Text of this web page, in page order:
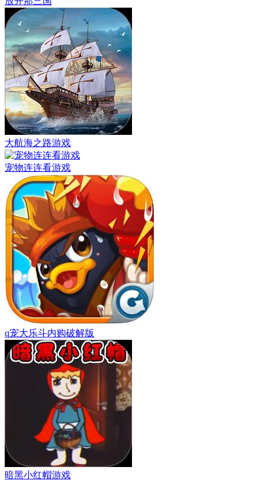
大航海之路游戏
宠物连连看游戏
q宠大乐斗内购破解版
暗黑小红帽游戏